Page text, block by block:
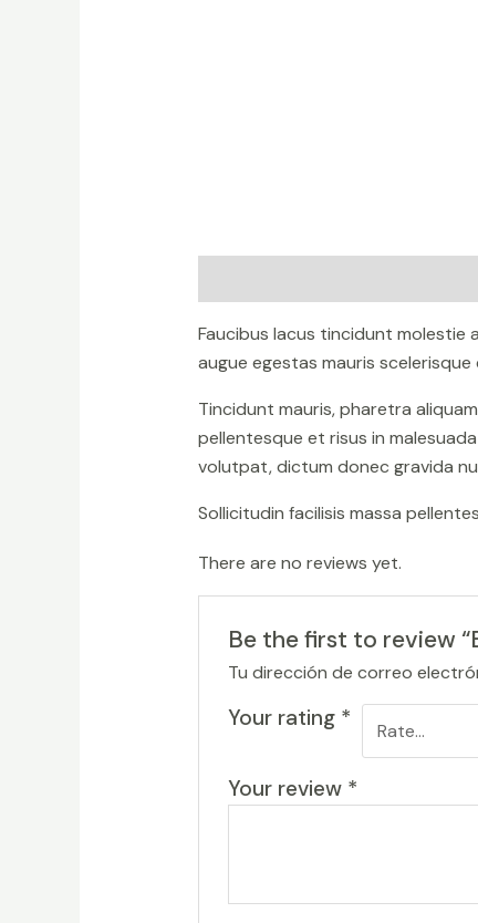
Faucibus lacus tincidunt molestie
augue egestas mauris
Tincidunt mauris, pharetra
pellentesque et risus in
volutpat, dictum donec gravida
Sollicitudin facilisis massa
There are no reviews yet.
Be the first to review
Tu dirección de correo
Your rating *
Your review *